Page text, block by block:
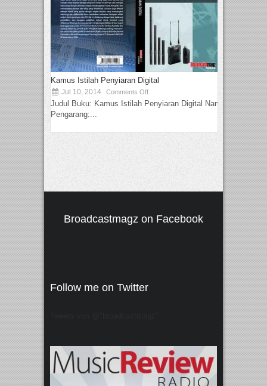
Kamus Istilah Penyiaran Digital
Jul 10, 2014 Comments Off
Judul Buku: Kamus Istilah Penyiaran Digital Nama
Pengarang:...
Broadcastmagz on Facebook
Follow me on Twitter